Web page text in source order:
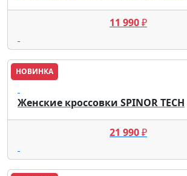
11 990₽
НОВИНКА
Lacoste
Женские кроссовки SPINOR TECH
21 990₽